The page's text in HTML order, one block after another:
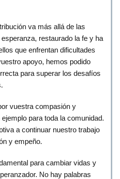
va más allá de las
restaurado la fe y ha
que enfrentan dificultades
apoyo, hemos podido
para superar los desafíos
vuestra compasión y
para toda la comunidad.
a continuar nuestro trabajo
y empeño.
para cambiar vidas y
No hay palabras